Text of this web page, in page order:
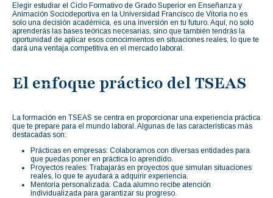
Elegir estudiar el Ciclo Formativo de Grado Superior en Enseñanza y
Animación Sociodeportiva en la Universidad Francisco de Vitoria no es
solo una decisión académica, es una inversión en tu futuro. Aquí, no solo
aprenderás las bases teóricas necesarias, sino que también tendrás la
oportunidad de aplicar esos conocimientos en situaciones reales, lo que te
dará una ventaja competitiva en el mercado laboral.
El enfoque práctico del TSEAS
La formación en TSEAS se centra en proporcionar una experiencia práctica
que te prepare para el mundo laboral. Algunas de las características más
destacadas son:
Prácticas en empresas: Colaboramos con diversas entidades para
que puedas poner en práctica lo aprendido.
Proyectos reales: Trabajarás en proyectos que simulan situaciones
reales, lo que te ayudará a adquirir experiencia.
Mentoría personalizada: Cada alumno recibe atención
individualizada para garantizar su progreso.